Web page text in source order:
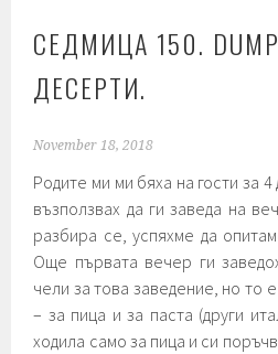
СЕДМИЦА 150.
ДЕСЕРТИ.
November 18, 2018
Родите ми ми бяха на гости за
възползвах да ги заведа на
разбира се, успяхме да
Още първата вечер ги
чели за това заведение, но то
– за пица и за паста (други
ходила само за пица и си